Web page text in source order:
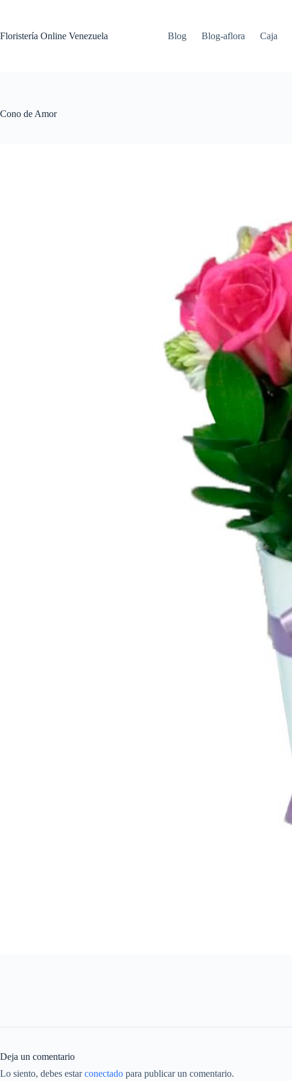
Floristería Online Venezuela Blog Blog-aflora Caja
Cono de Amor
Deja un comentario
Lo siento, debes estarconectado para publicar un comentario.